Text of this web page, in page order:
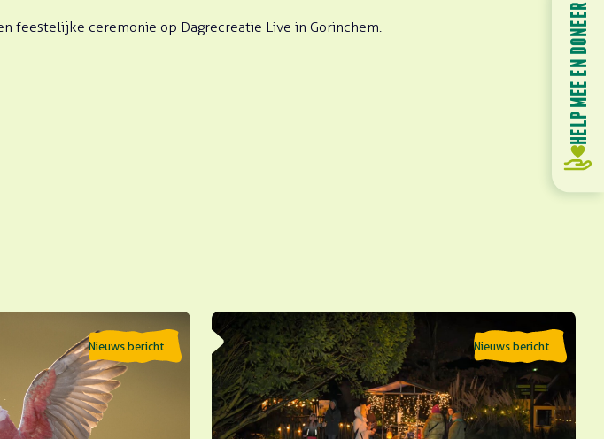
feestelijke ceremonie op Dagrecreatie Live in Gorinchem.
Nieuws bericht Nieuws bericht
Lees meer over Speciale avondopenstelling: Geluiden
van de nacht
HELP MEE EN DONEER